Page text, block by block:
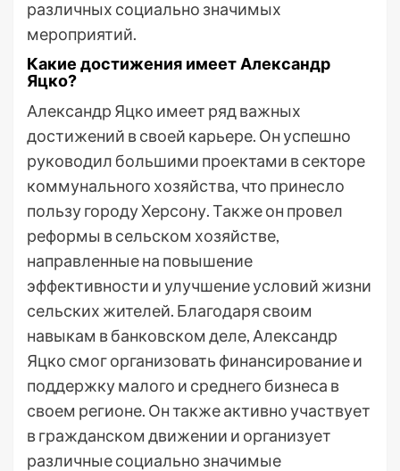
различных социально значимых
мероприятий.
Какие достижения имеет Александр
Яцко?
Александр Яцко имеет ряд важных
достижений в своей карьере. Он успешно
руководил большими проектами в секторе
коммунального хозяйства, что принесло
пользу городу Херсону. Также он провел
реформы в сельском хозяйстве,
направленные на повышение
эффективности и улучшение условий жизни
сельских жителей. Благодаря своим
навыкам в банковском деле, Александр
Яцко смог организовать финансирование и
поддержку малого и среднего бизнеса в
своем регионе. Он также активно участвует
в гражданском движении и организует
различные социально значимые